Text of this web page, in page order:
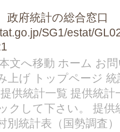
政府統計の総合窓口
SG1/estat/
文へ移動 ホーム お
上げ トップページ
供統計一覧 提供統
クして下さい。 提供
別統計表（国勢調査